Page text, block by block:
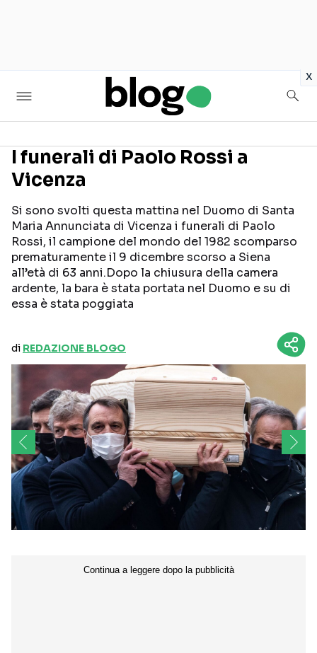
x
I funerali di Paolo Rossi a
Vicenza
Si sono svolti questa mattina nel Duomo di Santa
Maria Annunciata di Vicenza i funerali di Paolo
Rossi, il campione del mondo del 1982 scomparso
prematuramente il 9 dicembre scorso a Siena
all’età di 63 anni.Dopo la chiusura della camera
ardente, la bara è stata portata nel Duomo e su di
essa è stata poggiata
di REDAZIONE BLOGO